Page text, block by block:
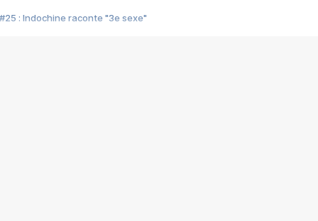
#25 : Indochine raconte "3e sexe"